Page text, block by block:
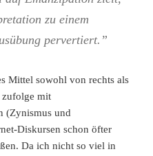
zu einem
pervertiert.”
Mittel sowohl von rechts als
zufolge mit
(Zynismus und
Diskursen schon öfter
Da ich nicht so viel in